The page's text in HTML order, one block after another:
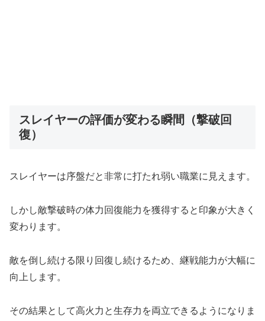
スレイヤーの評価が変わる瞬間（撃破回
復）
スレイヤーは序盤だと非常に打たれ弱い職業に見えます。
しかし敵撃破時の体力回復能力を獲得すると印象が大きく
変わります。
敵を倒し続ける限り回復し続けるため、継戦能力が大幅に
向上します。
その結果として高火力と生存力を両立できるようになりま